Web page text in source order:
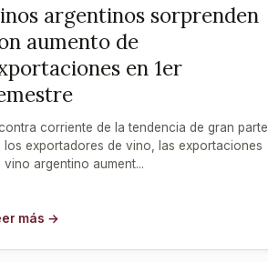
argentinos sorprenden
aumento de
en 1er
corriente de la tendencia de gran parte
los exportadores de vino, las exportaciones
vino argentino aument...
más →